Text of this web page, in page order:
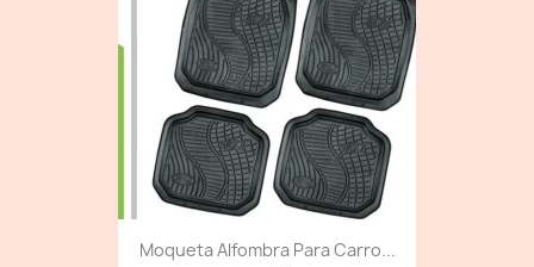
Moqueta Alfombra Para Carro...